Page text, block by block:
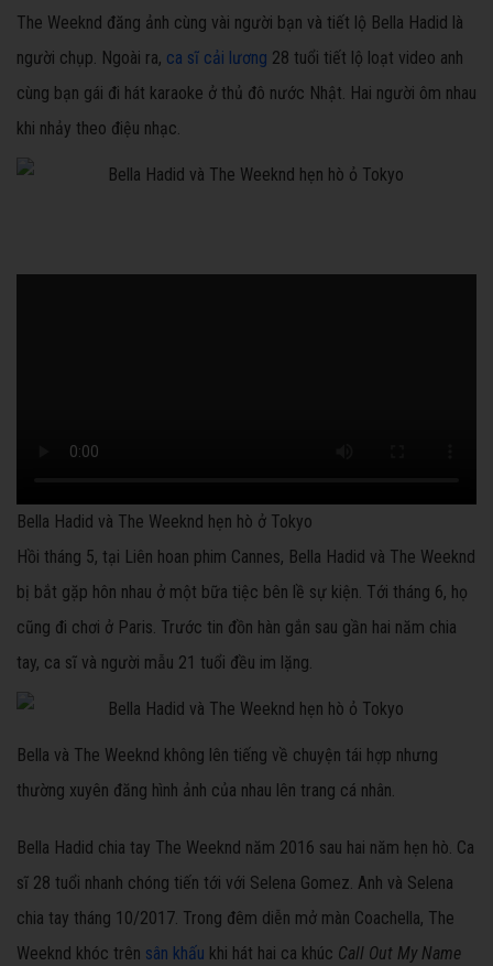
The Weeknd đăng ảnh cùng vài người bạn và tiết lộ Bella Hadid là
người chụp. Ngoài ra, ca sĩ cải lương 28 tuổi tiết lộ loạt video anh
cùng bạn gái đi hát karaoke ở thủ đô nước Nhật. Hai người ôm nhau
khi nhảy theo điệu nhạc.
Bella Hadid và The Weeknd hẹn hò ở Tokyo
Hồi tháng 5, tại Liên hoan phim Cannes, Bella Hadid và The Weeknd
bị bắt gặp hôn nhau ở một bữa tiệc bên lề sự kiện. Tới tháng 6, họ
cũng đi chơi ở Paris. Trước tin đồn hàn gắn sau gần hai năm chia
tay, ca sĩ và người mẫu 21 tuổi đều im lặng.
Bella và The Weeknd không lên tiếng về chuyện tái hợp nhưng
thường xuyên đăng hình ảnh của nhau lên trang cá nhân.
Bella Hadid chia tay The Weeknd năm 2016 sau hai năm hẹn hò. Ca
sĩ 28 tuổi nhanh chóng tiến tới với Selena Gomez. Anh và Selena
chia tay tháng 10/2017. Trong đêm diễn mở màn Coachella, The
Weeknd khóc trên sân khấu khi hát hai ca khúc Call Out My Name